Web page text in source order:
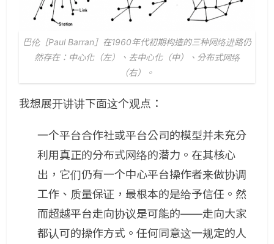
巴伦［Paul Barran］在1960年代初期构造的三种网络进路仍
然存在：中心化（左）、去中心化（中）、分布式网络
（右）。
我想展开讲讲下面这个观点：
一个平台合作社或平台公司的模型并未充分
利用真正的分布式网络的潜力。在其核心
出，它们仍有一个中心平台操作者来做协调
工作、质量保证，最根本的是给予信任。然
而超越平台走向协议是可能的——走向大家
都认可的操作方式。任何同意这一规定的人